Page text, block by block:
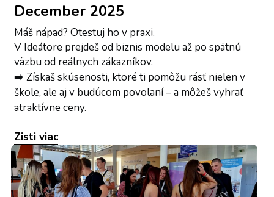
December 2025
Máš nápad? Otestuj ho v praxi.
V Ideátore prejdeš od biznis modelu až po spätnú
väzbu od reálnych zákazníkov.
➡️ Získaš skúsenosti, ktoré ti pomôžu rásť nielen v
škole, ale aj v budúcom povolaní – a môžeš vyhrať
atraktívne ceny.
Zisti viac